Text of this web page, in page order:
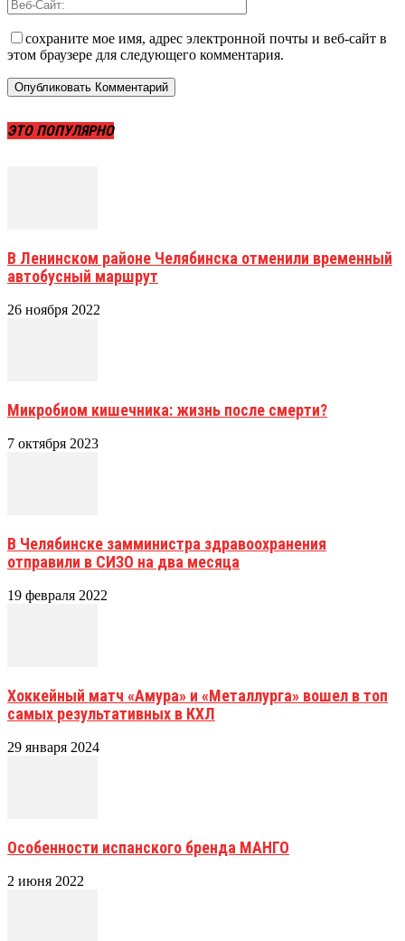
сохраните мое имя, адрес электронной почты и веб-сайт в
этом браузере для следующего комментария.
ЭТО ПОПУЛЯРНО
В Ленинском районе Челябинска отменили временный
автобусный маршрут
26 ноября 2022
Микробиом кишечника: жизнь после смерти?
7 октября 2023
В Челябинске замминистра здравоохранения
отправили в СИЗО на два месяца
19 февраля 2022
Хоккейный матч «Амура» и «Металлурга» вошел в топ
самых результативных в КХЛ
29 января 2024
Особенности испанского бренда МАНГО
2 июня 2022